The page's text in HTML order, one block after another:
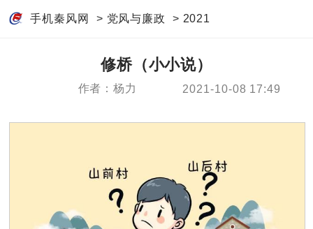
手机秦风网 > 党风与廉政 > 2021
修桥（小小说）
作者：杨力 2021-10-08 17:49